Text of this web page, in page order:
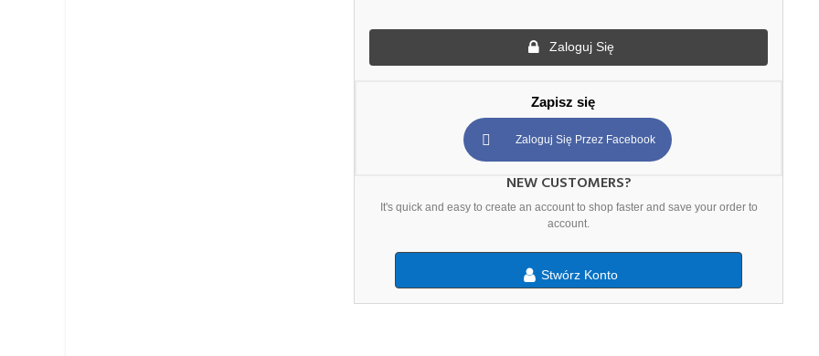
Zaloguj Się
Zapisz się
Zaloguj Się Przez Facebook
NEW CUSTOMERS?
It's quick and easy to create an account to shop faster and save your order to
account.
Stwórz Konto